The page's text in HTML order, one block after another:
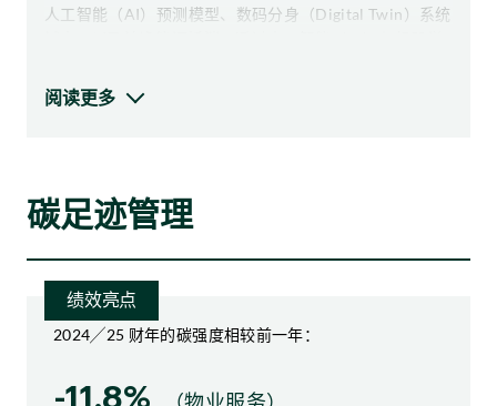
人工智能（AI）预测模型、数码分身（Digital Twin）系统
营运效率。
阅读更多
碳足迹管理
绩效亮点
2024╱25 财年的碳强度相较前一年：
-11.8%